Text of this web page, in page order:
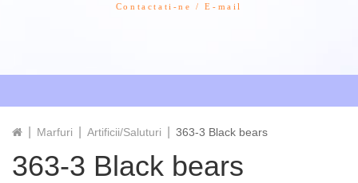
Contactati-ne / E-mail
Marfuri Artificii/Saluturi 363-3 Black bears
363-3 Black bears